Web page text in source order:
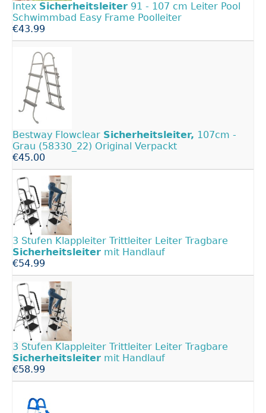
Intex Sicherheitsleiter 91 - 107 cm Leiter Pool
Schwimmbad Easy Frame Poolleiter
€43.99
Bestway Flowclear Sicherheitsleiter, 107cm -
Grau (58330_22) Original Verpackt
€45.00
3 Stufen Klappleiter Trittleiter Leiter Tragbare
Sicherheitsleiter mit Handlauf
€54.99
3 Stufen Klappleiter Trittleiter Leiter Tragbare
Sicherheitsleiter mit Handlauf
€58.99